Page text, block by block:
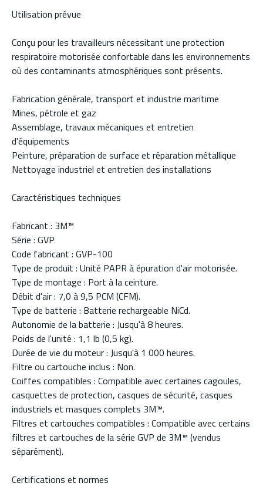
Utilisation prévue
Conçu pour les travailleurs nécessitant une protection
respiratoire motorisée confortable dans les environnements
où des contaminants atmosphériques sont présents.
Fabrication générale, transport et industrie maritime
Mines, pétrole et gaz
Assemblage, travaux mécaniques et entretien
d'équipements
Peinture, préparation de surface et réparation métallique
Nettoyage industriel et entretien des installations
Caractéristiques techniques
Fabricant : 3M™
Série : GVP
Code fabricant : GVP-100
Type de produit : Unité PAPR à épuration d'air motorisée.
Type de montage : Port à la ceinture.
Débit d'air : 7,0 à 9,5 PCM (CFM).
Type de batterie : Batterie rechargeable NiCd.
Autonomie de la batterie : Jusqu'à 8 heures.
Poids de l'unité : 1,1 lb (0,5 kg).
Durée de vie du moteur : Jusqu'à 1 000 heures.
Filtre ou cartouche inclus : Non.
Coiffes compatibles : Compatible avec certaines cagoules,
casquettes de protection, casques de sécurité, casques
industriels et masques complets 3M™.
Filtres et cartouches compatibles : Compatible avec certains
filtres et cartouches de la série GVP de 3M™ (vendus
séparément).
Certifications et normes